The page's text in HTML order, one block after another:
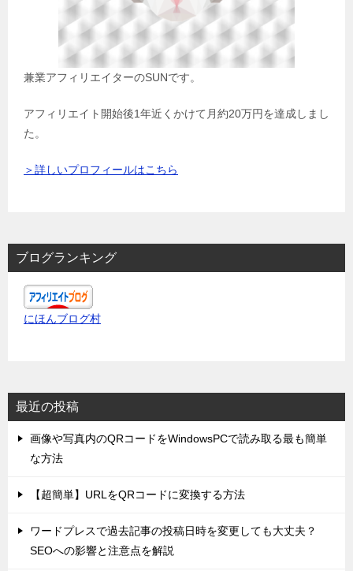
兼業アフィリエイターのSUNです。
アフィリエイト開始後1年近くかけて月約20万円を達成しまし
た。
＞詳しいプロフィールはこちら
ブログランキング
にほんブログ村
最近の投稿
画像や写真内のQRコードをWindowsPCで読み取る最も簡単
な方法
【超簡単】URLをQRコードに変換する方法
ワードプレスで過去記事の投稿日時を変更しても大丈夫？
SEOへの影響と注意点を解説